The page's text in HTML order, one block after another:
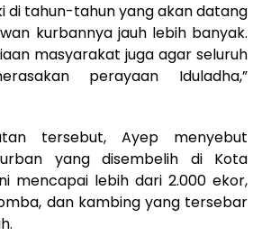
di tahun-tahun yang akan datang
kurbannya jauh lebih banyak.
masyarakat juga agar seluruh
perayaan Iduladha,”
tersebut, Ayep menyebut
yang disembelih di Kota
mencapai lebih dari 2.000 ekor,
dan kambing yang tersebar